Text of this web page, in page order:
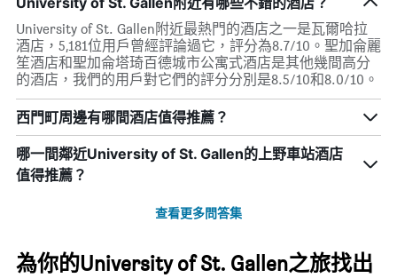
University of St. Gallen附近最熱門的酒店之一是瓦爾哈拉
酒店，5,181位用戶曾經評論過它，評分為8.7/10。聖加侖麗
笙酒店和聖加侖塔琦百德城市公寓式酒店是其他幾間高分
的酒店，我們的用戶對它們的評分分別是8.5/10和8.0/10。
西門町周邊有哪間酒店值得推薦？
哪一間鄰近University of St. Gallen的上野車站酒店
值得推薦？
查看更多問答集
為你的University of St. Gallen之旅找出